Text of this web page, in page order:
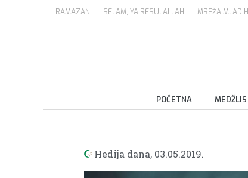
RAMAZAN SELAM, YA RESULALLAH MREŽA MLADIH
POČETNA MEDŽLIS
Hedija dana, 03.05.2019.